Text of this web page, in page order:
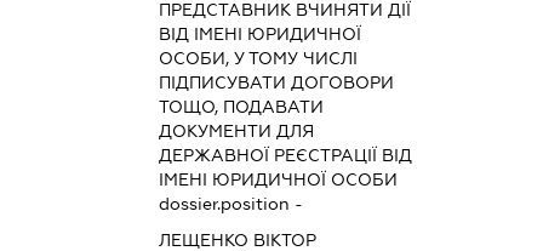
ПРЕДСТАВНИК ВЧИНЯТИ ДІЇ
ВІД ІМЕНІ ЮРИДИЧНОЇ
ОСОБИ, У ТОМУ ЧИСЛІ
ПІДПИСУВАТИ ДОГОВОРИ
ТОЩО, ПОДАВАТИ
ДОКУМЕНТИ ДЛЯ
ДЕРЖАВНОЇ РЕЄСТРАЦІЇ ВІД
ІМЕНІ ЮРИДИЧНОЇ ОСОБИ
dossier.position -
ЛЕЩЕНКО ВІКТОР